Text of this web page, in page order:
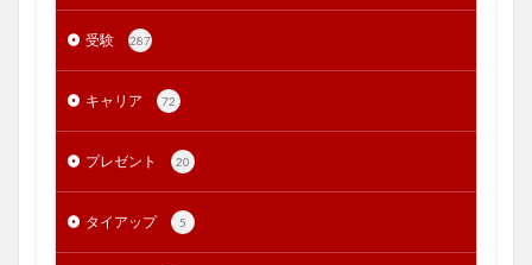
受験 287
キャリア 72
プレゼント 20
タイアップ 5